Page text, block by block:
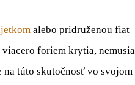
alebo pridruženou fiat
foriem krytia, nemusia
túto skutočnosť vo svojom